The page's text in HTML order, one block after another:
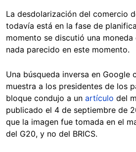
La desdolarización del comercio
todavía está en la fase de
momento se discutió una
nada parecido en este momento.
Una búsqueda inversa en Google
muestra a los presidentes de los
bloque condujo a un artículo del
publicado el 4 de septiembre de
que la imagen fue tomada en el
del G20, y no del BRICS.